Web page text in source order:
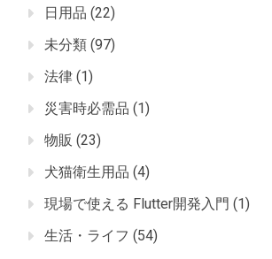
日用品 (22)
未分類 (97)
法律 (1)
災害時必需品 (1)
物販 (23)
犬猫衛生用品 (4)
現場で使える Flutter開発入門 (1)
生活・ライフ (54)